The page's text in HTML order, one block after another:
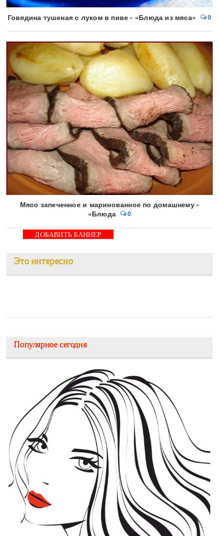
Говядина тушеная с луком в пиве - «Блюда из мяса» 0
Мясо запеченное и маринованное по домашнему -
«Блюда
0
ДОБАВИТЬ БАННЕР
Это интересно
Популярное сегодня